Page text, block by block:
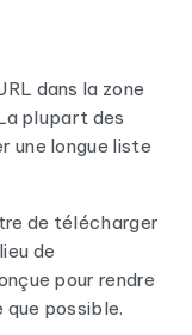
dans la zone
plupart des
une longue liste
de télécharger
de
pour rendre
que possible.